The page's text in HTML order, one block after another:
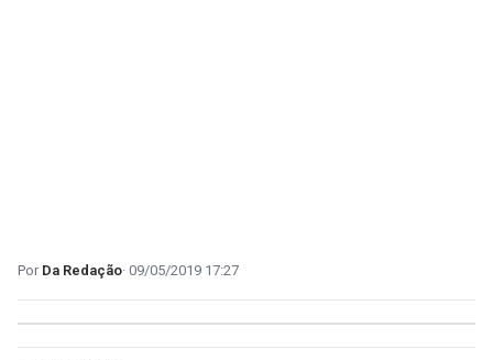
Da Redação 09/05/2019 17:27